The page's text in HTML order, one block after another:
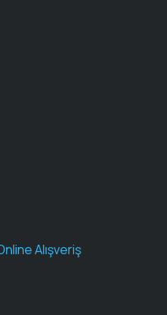
Alışveriş